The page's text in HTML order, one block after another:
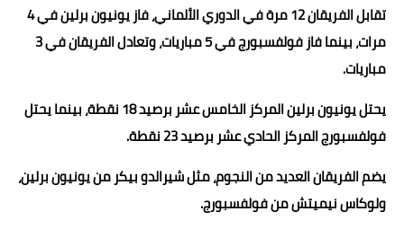
تقابل الفريقان 12 مرة في الدوري الألماني، فاز يونيون برلين في 4
مرات، بينما فاز فولفسبورج في 5 مباريات، وتعادل الفريقان في 3
مباريات.
يحتل يونيون برلين المركز الخامس عشر برصيد 18 نقطة، بينما يحتل
فولفسبورج المركز الحادي عشر برصيد 23 نقطة.
يضم الفريقان العديد من النجوم، مثل شيرالدو بيكر من يونيون برلين،
ولوكاس نيميتش من فولفسبورج.